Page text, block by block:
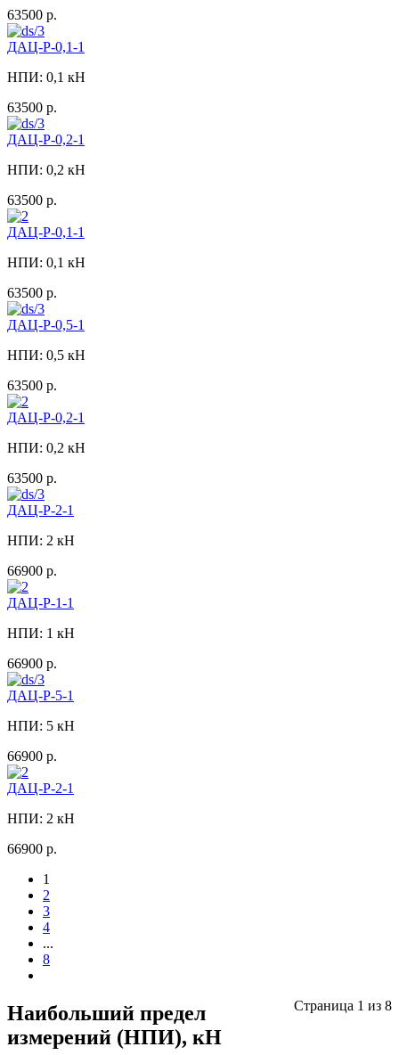
63500 р.
ДАЦ-Р-0,1-1
НПИ: 0,1 кН
63500 р.
ДАЦ-Р-0,2-1
НПИ: 0,2 кН
63500 р.
ДАЦ-Р-0,1-1
НПИ: 0,1 кН
63500 р.
ДАЦ-Р-0,5-1
НПИ: 0,5 кН
63500 р.
ДАЦ-Р-0,2-1
НПИ: 0,2 кН
63500 р.
ДАЦ-Р-2-1
НПИ: 2 кН
66900 р.
ДАЦ-Р-1-1
НПИ: 1 кН
66900 р.
ДАЦ-Р-5-1
НПИ: 5 кН
66900 р.
ДАЦ-Р-2-1
НПИ: 2 кН
66900 р.
1
2
3
4
...
8
Страница 1 из 8
Наибольший предел
измерений (НПИ), кН